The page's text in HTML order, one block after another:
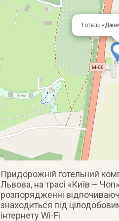
Готель
Придорожній готельний
Львова, на трасі «Київ –
розпорядженні
знаходиться під
інтернету Wi-Fi